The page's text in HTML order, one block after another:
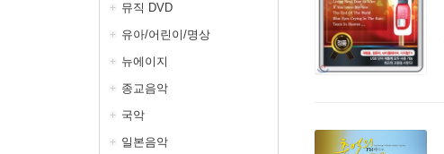
뮤직 DVD
유아/어린이/명상
뉴에이지
종교음악
국악
일본음악